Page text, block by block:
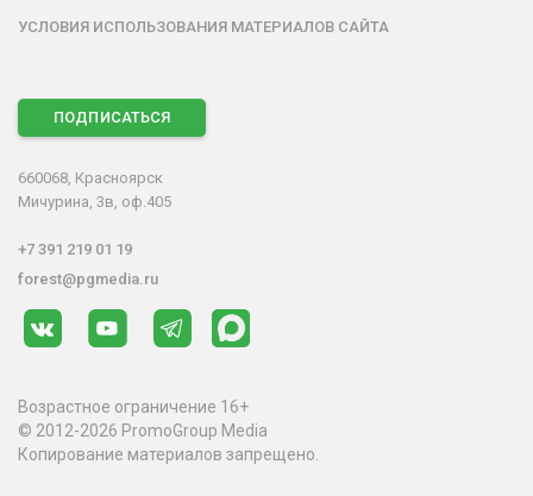
УСЛОВИЯ ИСПОЛЬЗОВАНИЯ МАТЕРИАЛОВ САЙТА
ПОДПИСАТЬСЯ
660068, Красноярск
Мичурина, 3в, оф.405
+7 391 219 01 19
forest@pgmedia.ru
Возрастное ограничение 16+
© 2012-2026 PromoGroup Media
Копирование материалов запрещено.